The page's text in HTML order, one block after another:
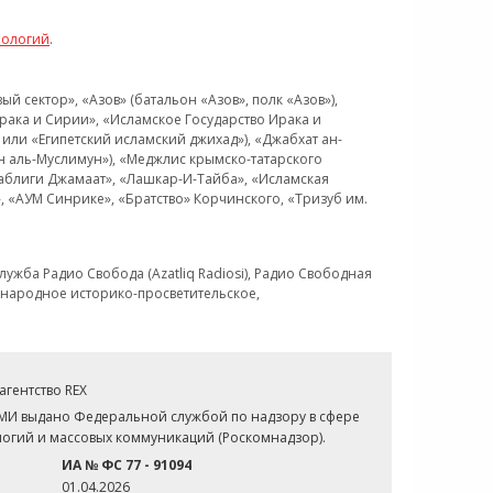
.
«Азов» (батальон «Азов», полк «Азов»),
и Сирии», «Исламское Государство Ирака и
«Египетский исламский джихад»), «Джабхат ан-
Муслимун»), «Меджлис крымско-татарского
Джамаат», «Лашкар-И-Тайба», «Исламская
Синрике», «Братство» Корчинского, «Тризуб им.
Радио Свобода (Azatliq Radiosi), Радио Свободная
историко-просветительское,
REX
выдано Федеральной службой по надзору в сфере
и массовых коммуникаций (Роскомнадзор).
ИА № ФС 77 - 91094
01.04.2026